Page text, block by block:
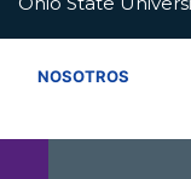
NOSOTROS